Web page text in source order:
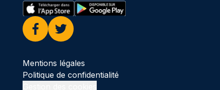
Facebook
Twitter
Mentions légales
Politique de confidentialité